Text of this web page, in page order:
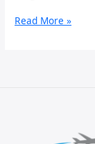
Cezayir
Read More »